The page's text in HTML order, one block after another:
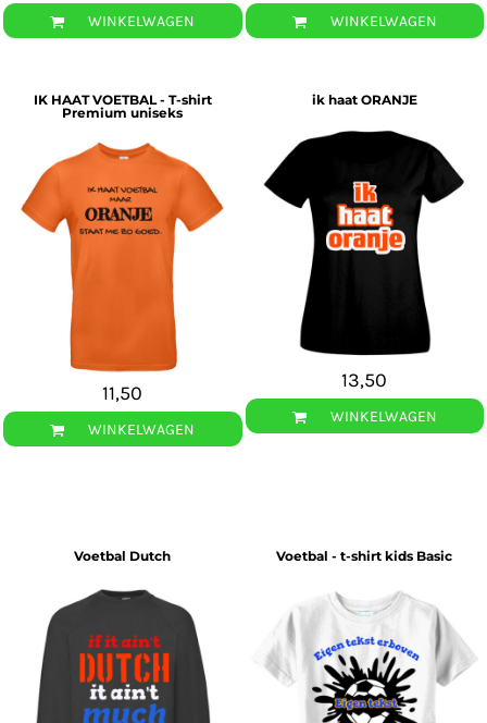
WINKELWAGEN WINKELWAGEN
IK HAAT VOETBAL - T-shirt
Premium uniseks
11,50
WINKELWAGEN
ik haat ORANJE
13,50
WINKELWAGEN
Voetbal Dutch Voetbal - t-shirt kids Basic